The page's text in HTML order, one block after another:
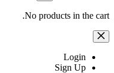
No products in the cart.
Login
Sign Up